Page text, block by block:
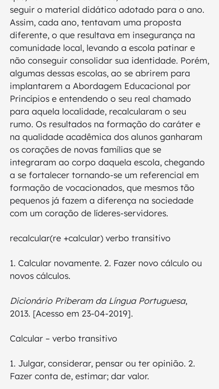
seguir o material didático adotado para o ano.
Assim, cada ano, tentavam uma proposta
diferente, o que resultava em insegurança na
comunidade local, levando a escola patinar e
não conseguir consolidar sua identidade. Porém,
algumas dessas escolas, ao se abrirem para
implantarem a Abordagem Educacional por
Princípios e entendendo o seu real chamado
para aquela localidade, recalcularam o seu
rumo. Os resultados na formação do caráter e
na qualidade acadêmica dos alunos ganharam
os corações de novas famílias que se
integraram ao corpo daquela escola, chegando
a se fortalecer tornando-se um referencial em
formação de vocacionados, que mesmos tão
pequenos já fazem a diferença na sociedade
com um coração de líderes-servidores.
recalcular(re +calcular) verbo transitivo
1. Calcular novamente. 2. Fazer novo cálculo ou
novos cálculos.
Dicionário Priberam da Língua Portuguesa,
2013. [Acesso em 23-04-2019].
Calcular – verbo transitivo
1. Julgar, considerar, pensar ou ter opinião. 2.
Fazer conta de, estimar; dar valor.